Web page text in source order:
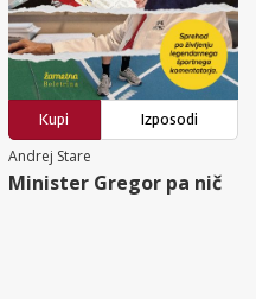
Kupi
Izposodi
Andrej Stare
Minister Gregor pa nič